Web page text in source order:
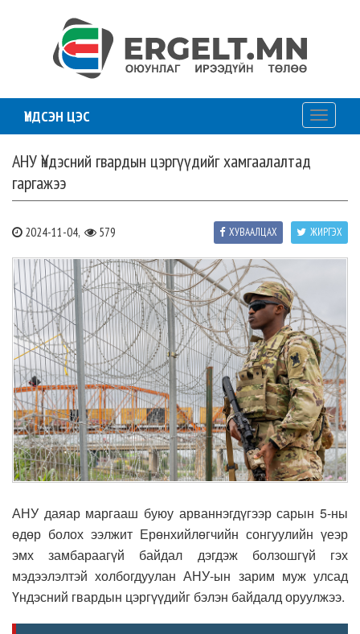
ҮНДСЭН ЦЭС
Toggle
АНУ Үндэсний гвардын цэргүүдийг хамгаалалтад
гаргажээ
2024-11-04, 579 ЖИРГЭХ
ХУВААЛЦАХ
АНУ даяар маргааш буюу арваннэгдүгээр сарын 5-ны
өдөр болох ээлжит Ерөнхийлөгчийн сонгуулийн үеэр
эмх замбараагүй байдал дэгдэж болзошгүй гэх
мэдээлэлтэй холбогдуулан АНУ-ын зарим муж улсад
Үндэсний гвардын цэргүүдийг бэлэн байдалд оруулжээ.